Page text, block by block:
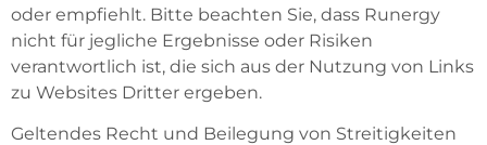
oder empfiehlt. Bitte beachten Sie, dass Runergy
nicht für jegliche Ergebnisse oder Risiken
verantwortlich ist, die sich aus der Nutzung von Links
zu Websites Dritter ergeben.
Geltendes Recht und Beilegung von Streitigkeiten